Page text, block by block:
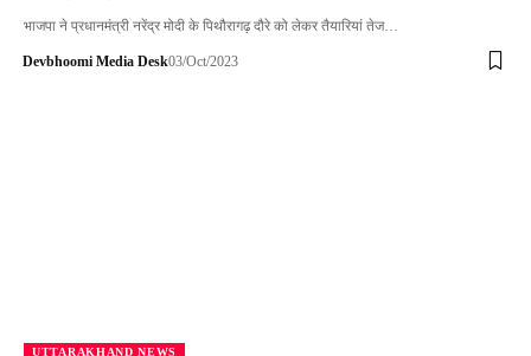
भाजपा ने प्रधानमंत्री नरेंद्र मोदी के पिथौरागढ़ दौरे को लेकर तैयारियां तेज…
Devbhoomi Media Desk03/Oct/2023
UTTARAKHAND NEWS